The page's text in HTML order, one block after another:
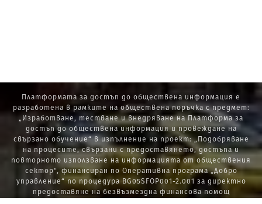
Платформата за достъп до обществена информация е
разработена в рамките на обществена поръчка с предмет:
„Изработване, тестване и внедряване на Платформа за
достъп до обществена информация и провеждане на
свързано обучение“ в изпълнение на проект: „Подобряване
на процесите, свързани с предоставянето, достъпа и
повторното използване на информацията от обществения
сектор“, финансиран по Оперативна програма „Добро
управление“ по процедура BG05SFOP001-2.001 за директно
предоставяне на безвъзмездна финансова помощ